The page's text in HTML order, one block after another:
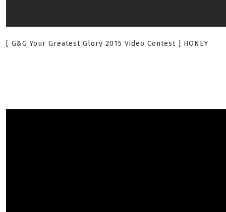
[ G&G Your Greatest Glory 2015 Video Contest ] HONEY